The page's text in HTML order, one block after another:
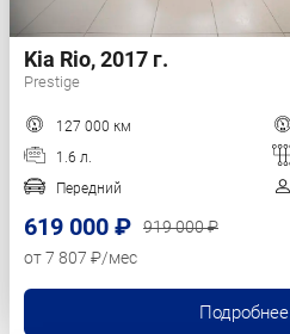
Kia Rio, 2017 г.
Prestige
127 000 км
1.6 л.
Передний
619 000 ₽
919 000 ₽
от 7 807 ₽/мес
Подробнее